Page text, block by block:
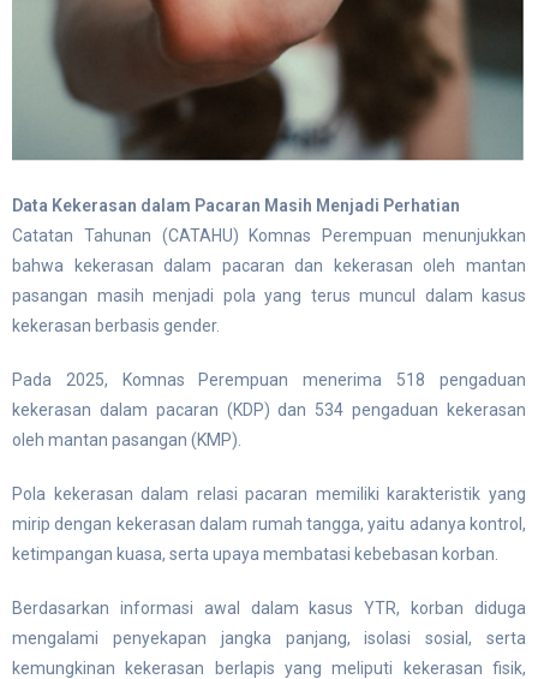
Data Kekerasan dalam Pacaran Masih Menjadi Perhatian
Catatan Tahunan (CATAHU) Komnas Perempuan menunjukkan
bahwa kekerasan dalam pacaran dan kekerasan oleh mantan
pasangan masih menjadi pola yang terus muncul dalam kasus
kekerasan berbasis gender.
Pada 2025, Komnas Perempuan menerima 518 pengaduan
kekerasan dalam pacaran (KDP) dan 534 pengaduan kekerasan
oleh mantan pasangan (KMP).
Pola kekerasan dalam relasi pacaran memiliki karakteristik yang
mirip dengan kekerasan dalam rumah tangga, yaitu adanya kontrol,
ketimpangan kuasa, serta upaya membatasi kebebasan korban.
Berdasarkan informasi awal dalam kasus YTR, korban diduga
mengalami penyekapan jangka panjang, isolasi sosial, serta
kemungkinan kekerasan berlapis yang meliputi kekerasan fisik,